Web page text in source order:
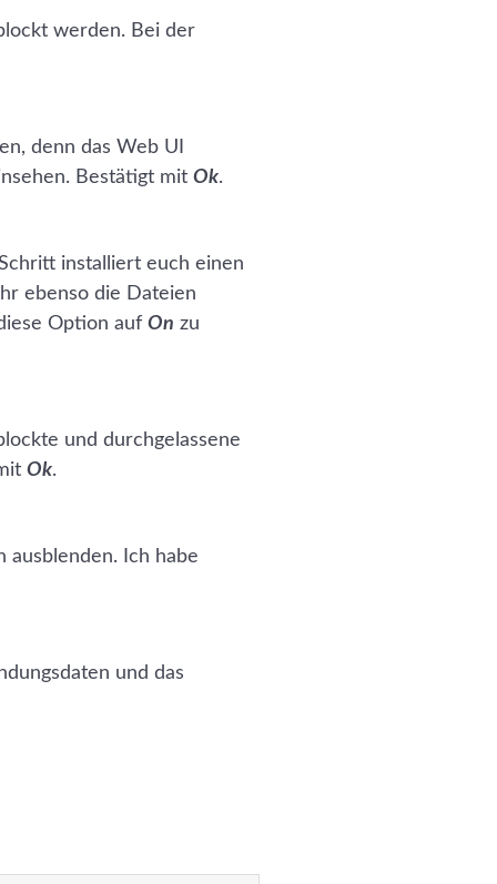
werden. Bei der
denn das Web UI
Bestätigt mit Ok.
installiert euch einen
ebenso die Dateien
Option auf On zu
und durchgelassene
Ok.
Ich habe
und das